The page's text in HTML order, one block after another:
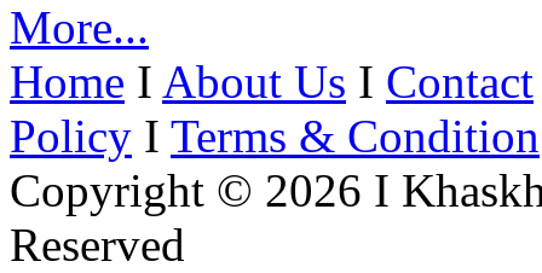
More...
Home I About Us I Contact
Policy I Terms & Condition
Copyright © 2026 I
Reserved